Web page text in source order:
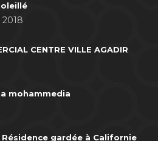
CENTRE VILLE AGADIR
mohammedia
gardée à Californie